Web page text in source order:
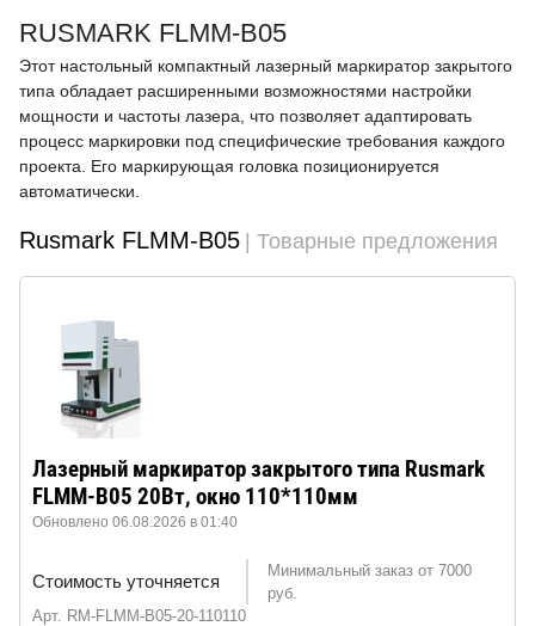
RUSMARK FLMM-B05
Этот настольный компактный лазерный маркиратор закрытого
типа обладает расширенными возможностями настройки
мощности и частоты лазера, что позволяет адаптировать
процесс маркировки под специфические требования каждого
проекта. Его маркирующая головка позиционируется
автоматически.
Rusmark FLMM-B05 | Товарные предложения
Арт. RM-FLMM-B05-20-110110
Лазерный маркиратор закрытого типа Rusmark
FLMM-B05 20Вт, окно 110*110мм
Обновлено 06.08.2026 в 01:40
Стоимость уточняется
Минимальный заказ от 7000
руб.